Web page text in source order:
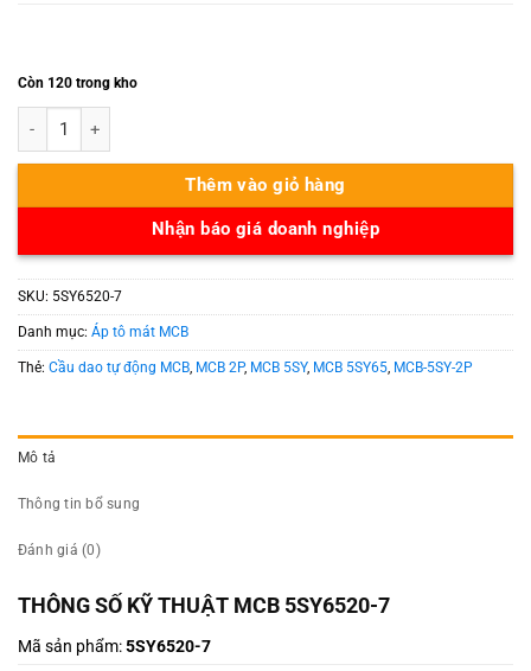
Còn 120 trong kho
Thêm vào giỏ hàng
Nhận báo giá doanh nghiệp
SKU: 5SY6520-7
Danh mục: Áp tô mát MCB
Thẻ: Cầu dao tự động MCB, MCB 2P, MCB 5SY, MCB 5SY65, MCB-5SY-2P
Mô tả
Thông tin bổ sung
Đánh giá (0)
THÔNG SỐ KỸ THUẬT MCB 5SY6520-7
Mã sản phẩm:5SY6520-7